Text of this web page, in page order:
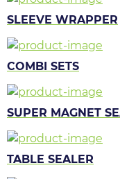
SLEEVE WRAPPER
COMBI SETS
SUPER MAGNET
TABLE SEALER